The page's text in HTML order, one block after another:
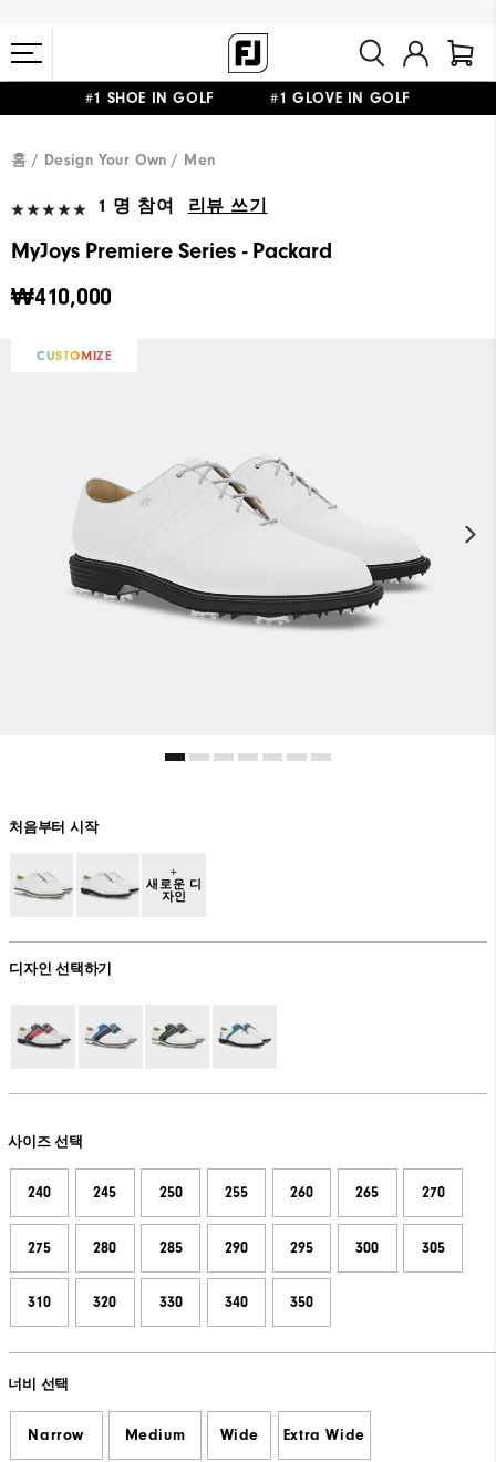
#1 SHOE IN GOLF #1 GLOVE IN GOLF
홈 Design Your Own Men
1 명 참여 리뷰 쓰기
MyJoys Premiere Series - Packard
₩410,000
CUSTOMIZE
처음부터 시작
+
새로운 디
자인
디자인 선택하기
사이즈 선택
240 245 250 255 260 265 270
275 280 285 290 295 300 305
310 320 330 340 350
너비 선택
Narrow Medium Wide Extra Wide